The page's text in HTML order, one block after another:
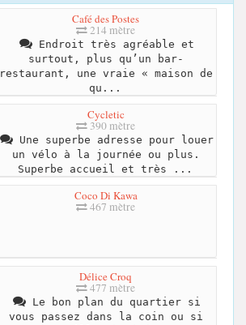
Café des Postes
214 mètre
Endroit très agréable et
surtout, plus qu’un bar-
restaurant, une vraie « maison de
qu...
Cycletic
390 mètre
Une superbe adresse pour louer
un vélo à la journée ou plus.
Superbe accueil et très ...
Coco Di Kawa
467 mètre
Délice Croq
477 mètre
Le bon plan du quartier si
vous passez dans la coin ou si